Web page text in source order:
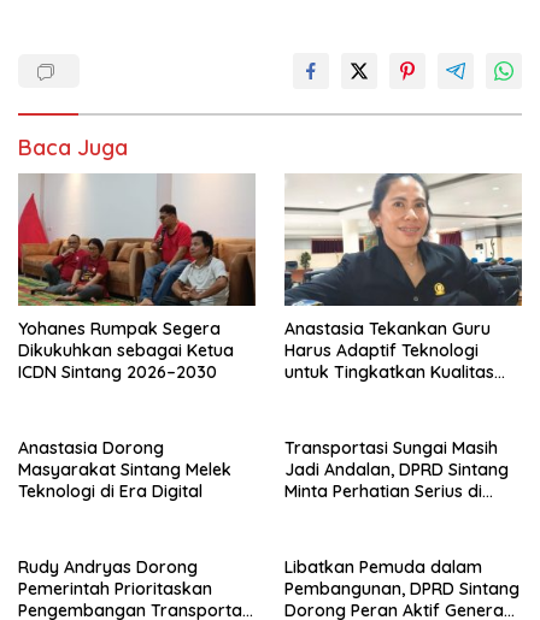
Baca Juga
Yohanes Rumpak Segera
Dikukuhkan sebagai Ketua
ICDN Sintang 2026–2030
Anastasia Tekankan Guru
Harus Adaptif Teknologi
untuk Tingkatkan Kualitas
Anastasia Dorong
Masyarakat Sintang Melek
Teknologi di Era Digital
Transportasi Sungai Masih
Jadi Andalan, DPRD Sintang
Minta Perhatian Serius di
Rudy Andryas Dorong
Pemerintah Prioritaskan
Pengembangan Transportasi
Libatkan Pemuda dalam
Pembangunan, DPRD Sintang
Dorong Peran Aktif Generasi